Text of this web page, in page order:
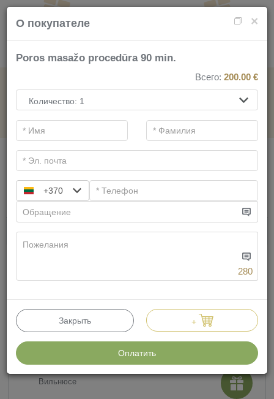
НА СПА-УСЛУГИ
Основные фильтры
Имеем предложений:58
двоих
120 мин. 230.00 €
СПА-ритуал для ДВОИХ:
Вильнюсе
×
О покупателе
Poros masažo procedūra 90 min.
Всего: 200.00 €
+370
280
Закрыть +
Оплатить